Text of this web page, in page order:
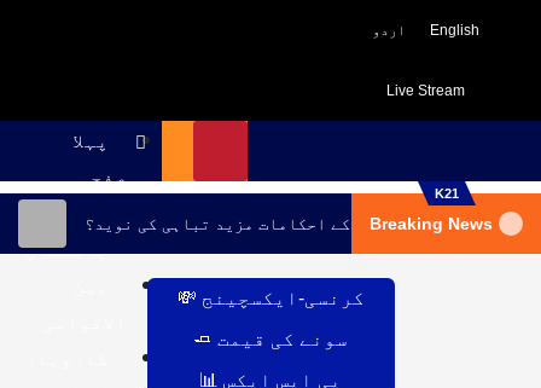
English اردو
Live Stream
پہلا
صفحہ
پاکستان
K21
Breaking News
ملبے کا ڈھیر، انخلا کے احکامات مزید تباہی کی نوید؟
کرنسی-ایکسچینج 💸
سونے کی قیمت 🧈
پی ایس ایکس 📊